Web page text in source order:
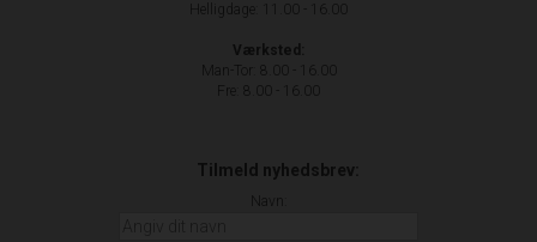
Helligdage: 11.00 - 16.00
Værksted:
Man-Tor: 8.00 - 16.00
Fre: 8.00 - 16.00
Tilmeld nyhedsbrev:
Navn: